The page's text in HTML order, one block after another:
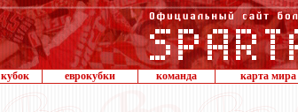
кубок еврокубки команда карта мира